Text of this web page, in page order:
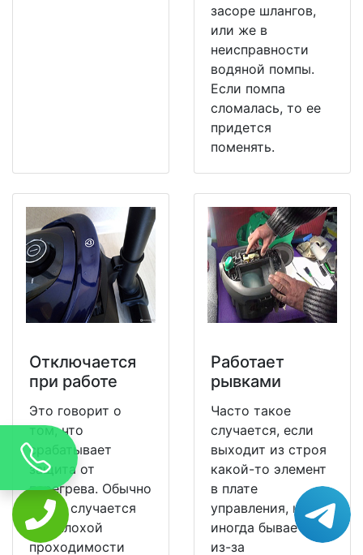
засоре шлангов,
или же в
неисправности
водяной помпы.
Если помпа
сломалась, то ее
придется
поменять.
Отключается
при работе
Это говорит о
том, что
срабатывает
защита от
перегрева. Обычно
такое случается
при плохой
проходимости
Работает
рывками
Часто такое
случается, если
выходит из строя
какой-то элемент
в плате
управления, но
иногда бывает и
из-за